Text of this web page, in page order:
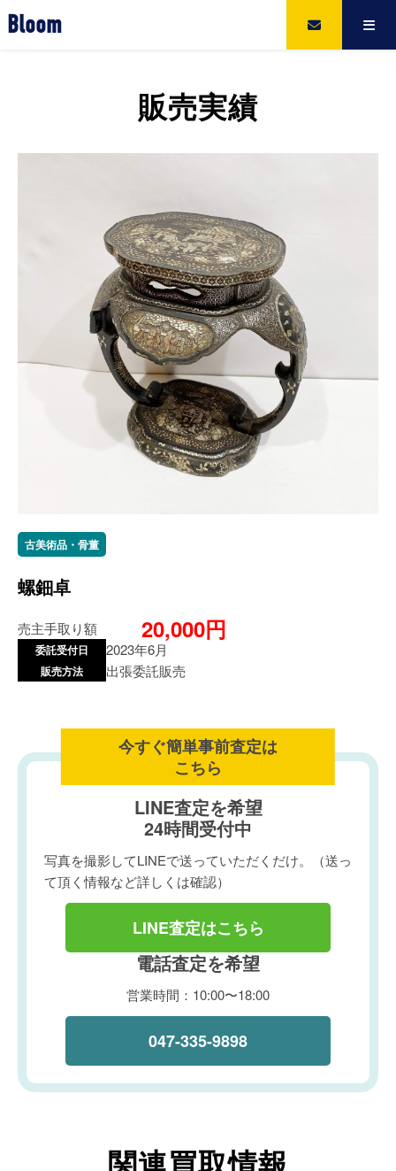
Bloom
販売実績
古美術品・骨董
螺鈿卓
売主手取り額 20,000円
委託受付日 2023年6月
販売方法 出張委託販売
今すぐ簡単事前査定は
こちら
LINE査定を希望
24時間受付中
写真を撮影してLINEで送っていただくだけ。（送っ
て頂く情報など詳しくは確認）
LINE査定はこちら
電話査定を希望
営業時間：10:00〜18:00
047-335-9898
関連買取情報